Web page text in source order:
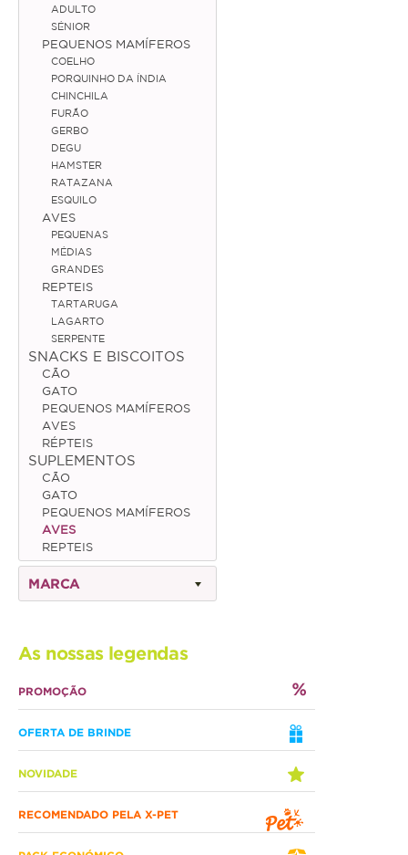
Pequenas
Médias
Grandes
Répteis
Tartaruga
Lagarto
Serpente
ACESSÓRIOS
Cão
Júnior
Adulto
Sénior
Gato
Júnior
Adulto
Sénior
Chinchila
Furão
Degu
ADULTO
SÉNIOR
PEQUENOS MAMÍFEROS
COELHO
PORQUINHO DA ÍNDIA
CHINCHILA
FURÃO
GERBO
DEGU
HAMSTER
RATAZANA
ESQUILO
AVES
PEQUENAS
MÉDIAS
GRANDES
REPTEIS
TARTARUGA
LAGARTO
SERPENTE
SNACKS E BISCOITOS
CÃO
GATO
PEQUENOS MAMÍFEROS
AVES
RÉPTEIS
SUPLEMENTOS
CÃO
GATO
PEQUENOS MAMÍFEROS
AVES
REPTEIS
MARCA
As nossas legendas
PROMOÇÃO
OFERTA DE BRINDE
NOVIDADE
RECOMENDADO PELA X-PET